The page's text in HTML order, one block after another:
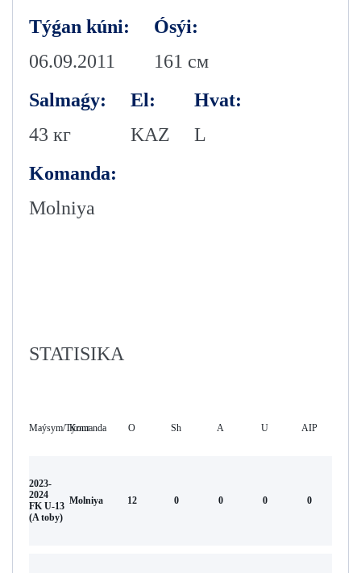
Týǵan kúni:
06.09.2011
Ósýi:
161 см
Salmaǵy:
43 кг
El:
KAZ
Hvat:
L
Komanda:
Molniya
STATISIKA
Maýsym/TýrnırKomanda O Sh А U AIP
2023-
2024
FK U-13
(A toby)
Molniya 12 0 0 0 0